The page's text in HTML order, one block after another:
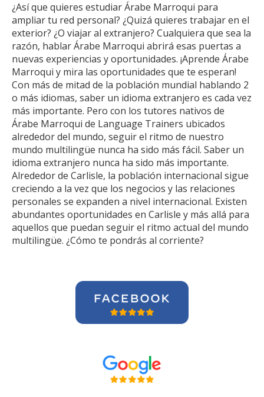
¿Así que quieres estudiar Árabe Marroqui para
ampliar tu red personal? ¿Quizá quieres trabajar en el
exterior? ¿O viajar al extranjero? Cualquiera que sea la
razón, hablar Árabe Marroqui abrirá esas puertas a
nuevas experiencias y oportunidades. ¡Aprende Árabe
Marroqui y mira las oportunidades que te esperan!
Con más de mitad de la población mundial hablando 2
o más idiomas, saber un idioma extranjero es cada vez
más importante. Pero con los tutores nativos de
Árabe Marroqui de Language Trainers ubicados
alrededor del mundo, seguir el ritmo de nuestro
mundo multilingüe nunca ha sido más fácil. Saber un
idioma extranjero nunca ha sido más importante.
Alrededor de Carlisle, la población internacional sigue
creciendo a la vez que los negocios y las relaciones
personales se expanden a nivel internacional. Existen
abundantes oportunidades en Carlisle y más allá para
aquellos que puedan seguir el ritmo actual del mundo
multilingüe. ¿Cómo te pondrás al corriente?